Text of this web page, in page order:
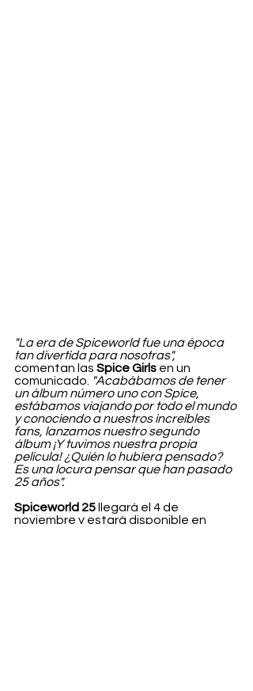
"La era de Spiceworld fue una época
tan divertida para nosotras",
comentan las Spice Girls en un
comunicado.
"Acabábamos de tener
un álbum número uno con Spice,
estábamos viajando por todo el mundo
y conociendo a nuestros increíbles
fans, lanzamos nuestro segundo
álbum ¡Y tuvimos nuestra propia
película! ¿Quién lo hubiera pensado?
Es una locura pensar que han pasado
25 años".
Spiceworld 25 llegará el 4 de
noviembre y estará disponible en